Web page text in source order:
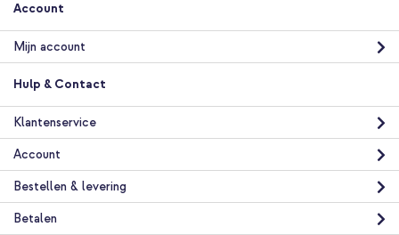
Account
Mijn account
Hulp & Contact
Klantenservice
Account
Bestellen & levering
Betalen